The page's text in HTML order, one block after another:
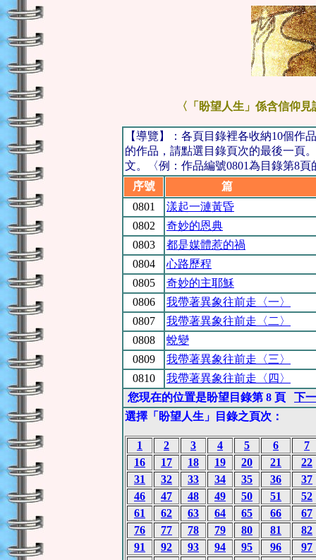
〈「盼望人生」係含信仰
【導覽】：各頁目錄裡各收納10個作
的作品，請點選目錄頁次的最後一頁
文。〈例：作品編號0801為目錄第8頁
序號
篇
0801
漾起一漣黃昏
0802
奇妙的恩典
0803
都是媒體惹的禍
0804
心路歷程
0805
奇妙的主耶穌
0806
我帶著異象往前走〈一〉
0807
我帶著異象往前走〈二〉
0808
蛻變
0809
我帶著異象往前走〈三〉
0810
我帶著異象往前走〈四〉
您現在的位置是盼望目錄第 8 頁
下
選擇「盼望人生」目錄之頁次：
1 2 3 4 5 6
7
16
17 18 19 20 21
22
31
32 33 34 35 36
37
46
47 48 49 50 51
52
61
62 63 64 65 66
67
76
77 78 79 80 81
82
91
92 93 94 95 96 97